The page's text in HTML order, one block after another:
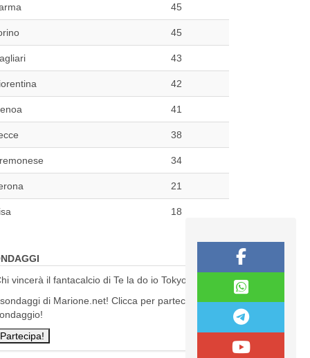
45
45
43
42
41
38
34
21
18
vincerà il fantacalcio di Te la do io Tokyo?
di Marione.net! Clicca per partecipare al